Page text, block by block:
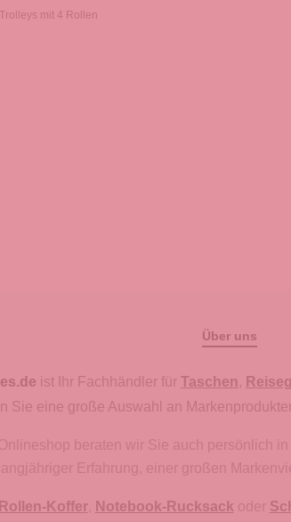
mit 4 Rollen
Über uns
ist Ihr Fachhändler für Taschen,
Sie eine große Auswahl an
beraten wir Sie auch persönlich
Erfahrung, einer großen
Koffer, Notebook-Rucksack oder